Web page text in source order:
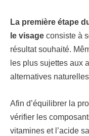
La première étape
le visage consiste à
résultat souhaité.
les plus sujettes aux
alternatives
Afin d’équilibrer la
vérifier les
vitamines et l’acide